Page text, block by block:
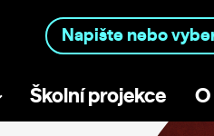
Školní projekce